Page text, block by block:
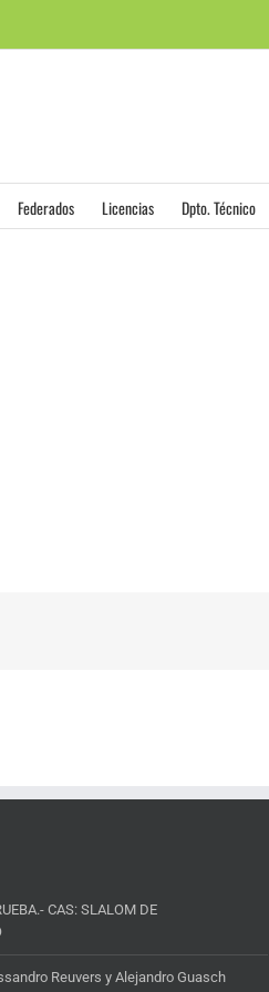
Federados Licencias Dpto. Técnico
CAS: SLALOM DE
Reuvers y Alejandro Guasch